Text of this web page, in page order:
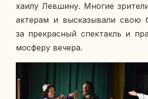
ха­и­лу Лев­ши­ну. Многие
ак­те­рам и вы­ска­зы­ва­ли свою
за пре­крас­ный спек­такль и
мо­сфе­ру вечера.